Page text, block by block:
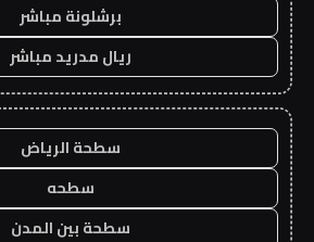
برشلونة مباشر
ريال مدريد مباشر
سطحة الرياض
سطحه
سطحة بين المدن